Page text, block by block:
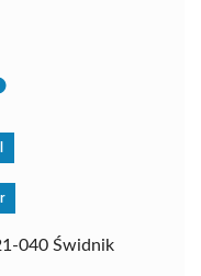
040 Świdnik